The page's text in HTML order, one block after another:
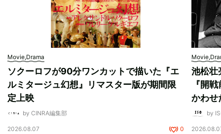
Movie,Drama
ソクーロフが90分ワンカットで描いた『エ
ルミタージュ幻想』リマスター版が期間限
定上映
by CINRA編集部
2026.08.07 0
池松壮
『開
かわせ
by